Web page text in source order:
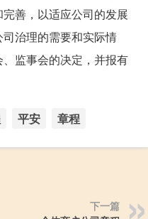
善，以适应公司的发展
治理的需要和实际情
监事会的决定，并报有
平安 章程
下一篇